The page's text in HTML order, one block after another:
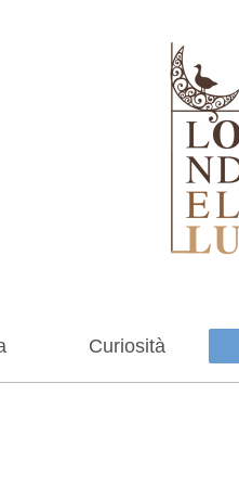
Curiosità